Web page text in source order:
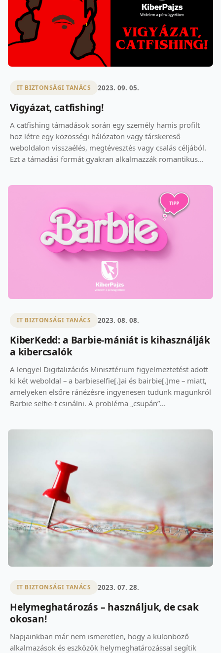
IT BIZTONSÁGI TANÁCS 2023. 09. 05.
Vigyázat, catfishing!
A catfishing támadások során egy személy hamis profilt
hoz létre egy közösségi hálózaton vagy társkereső
weboldalon visszaélés, megtévesztés vagy csalás céljából.
Ezt a támadási formát gyakran alkalmazzák romantikus...
IT BIZTONSÁGI TANÁCS 2023. 08. 08.
KiberKedd: a Barbie-mániát is kihasználják
a kibercsalók
A lengyel Digitalizációs Minisztérium figyelmeztetést adott
ki két weboldal – a barbieselfie[.]ai és bairbie[.]me – miatt,
amelyeken elsőre ránézésre ingyenesen tudunk magunkról
Barbie selfie-t csinálni. A probléma „csupán”...
IT BIZTONSÁGI TANÁCS 2023. 07. 28.
Helymeghatározás – használjuk, de csak
okosan!
Napjainkban már nem ismeretlen, hogy a különböző
alkalmazások és eszközök helymeghatározással segítik